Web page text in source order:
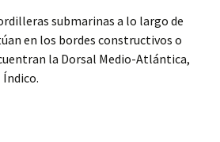
submarinas a lo largo de
en los bordes constructivos o
la Dorsal Medio-Atlántica,